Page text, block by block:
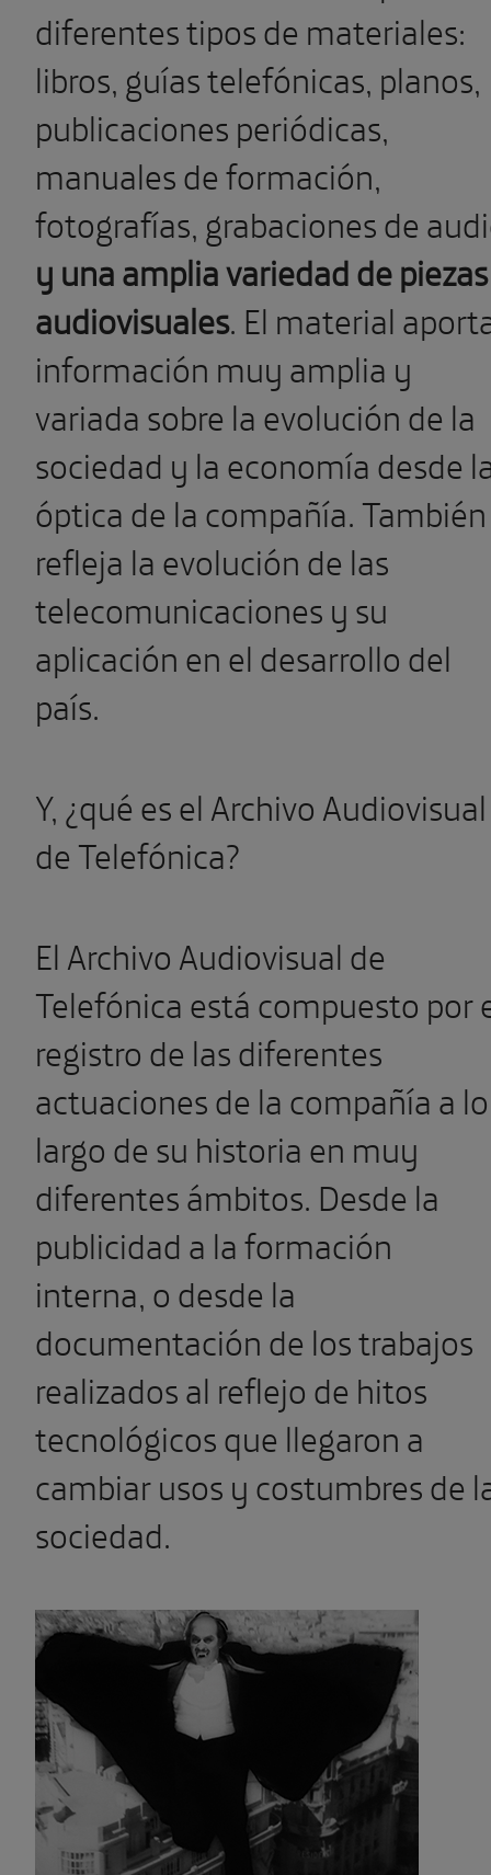
diferentes tipos de materiales:
libros, guías telefónicas, planos,
publicaciones periódicas,
manuales de formación,
fotografías, grabaciones de
y una amplia variedad de piezas
audiovisuales. El material
información muy amplia y
variada sobre la evolución de la
sociedad y la economía desde
óptica de la compañía. También
refleja la evolución de las
telecomunicaciones y su
aplicación en el desarrollo del
país.
Y, ¿qué es el Archivo Audiovisual
de Telefónica?
El Archivo Audiovisual de
Telefónica está compuesto por
registro de las diferentes
actuaciones de la compañía a lo
largo de su historia en muy
diferentes ámbitos. Desde la
publicidad a la formación
interna, o desde la
documentación de los trabajos
realizados al reflejo de hitos
tecnológicos que llegaron a
cambiar usos y costumbres de
sociedad.